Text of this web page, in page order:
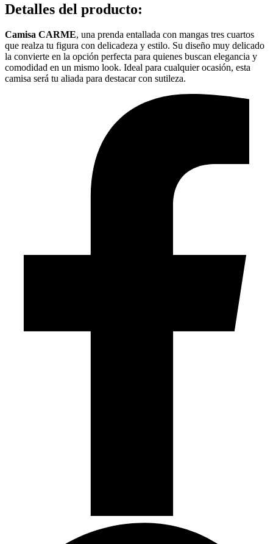
Detalles del producto:
Camisa CARME, una prenda entallada con mangas tres cuartos
que realza tu figura con delicadeza y estilo. Su diseño muy delicado
la convierte en la opción perfecta para quienes buscan elegancia y
comodidad en un mismo look. Ideal para cualquier ocasión, esta
camisa será tu aliada para destacar con sutileza.